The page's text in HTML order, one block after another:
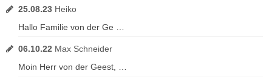
25.08.23 Heiko
Hallo Familie von der Ge …
06.10.22 Max Schneider
Moin Herr von der Geest, …